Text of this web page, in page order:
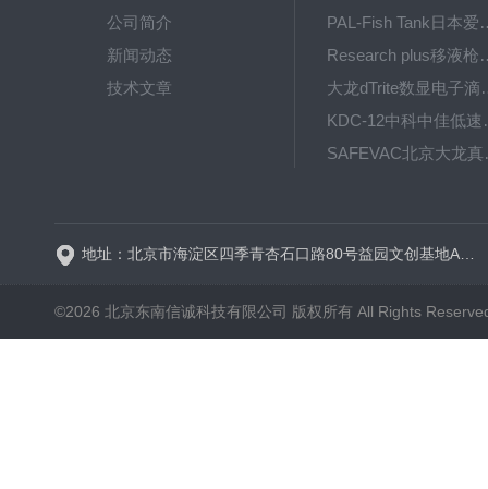
公司简介
新闻动态
技术文章
PAL-Fish Tank
Research plus
大龙dTrite
KDC-
©2026 北京东南信诚科技有限公司 版权所有 All Rights